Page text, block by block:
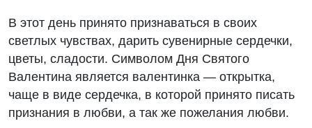
В этот день принято признаваться в своих
светлых чувствах, дарить сувенирные сердечки,
цветы, сладости. Символом Дня Святого
Валентина является валентинка — открытка,
чаще в виде сердечка, в которой принято писать
признания в любви, а так же пожелания любви.